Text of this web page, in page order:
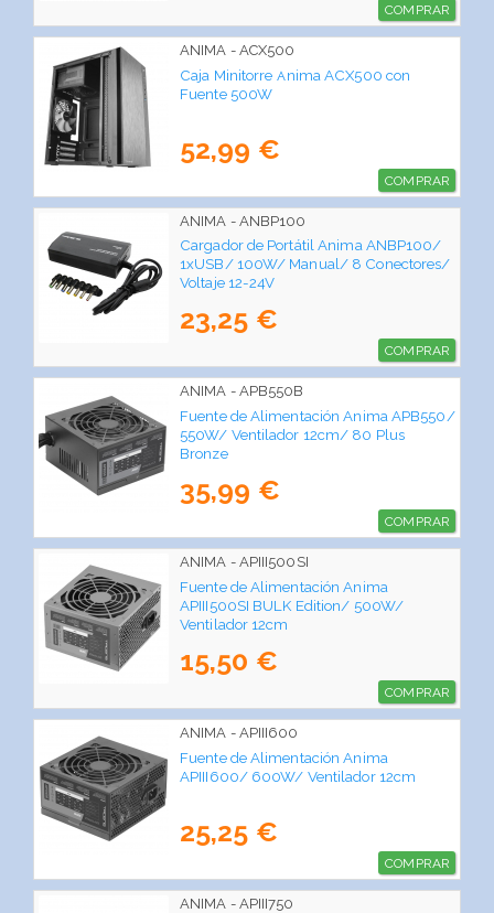
COMPRAR
ANIMA - ACX500
Caja Minitorre Anima ACX500 con
Fuente 500W
52,99 €
COMPRAR
ANIMA - ANBP100
Cargador de Portátil Anima ANBP100/
1xUSB/ 100W/ Manual/ 8 Conectores/
Voltaje 12-24V
23,25 €
COMPRAR
ANIMA - APB550B
Fuente de Alimentación Anima APB550/
550W/ Ventilador 12cm/ 80 Plus
Bronze
35,99 €
COMPRAR
ANIMA - APIII500SI
Fuente de Alimentación Anima
APIII500SI BULK Edition/ 500W/
Ventilador 12cm
15,50 €
COMPRAR
ANIMA - APIII600
Fuente de Alimentación Anima
APIII600/ 600W/ Ventilador 12cm
25,25 €
COMPRAR
ANIMA - APIII750